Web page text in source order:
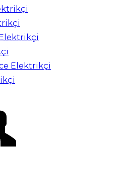
Elektrikçi